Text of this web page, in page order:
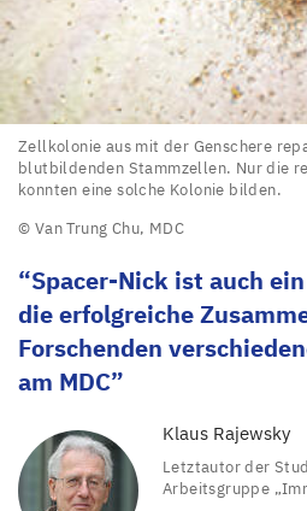
Zellkolonie
aus
Genschere
reparierten
menschlichen
blutbildenden
Nur
die
Zellkolonie aus mit der Genschere
blutbildenden Stammzellen. Nur die
konnten eine solche Kolonie bilden.
© Van Trung Chu, MDC
Spacer-Nick ist auch
die erfolgreiche
Forschenden
am MDC
Klaus Rajewsky
Letztautor der
Arbeitsgruppe „